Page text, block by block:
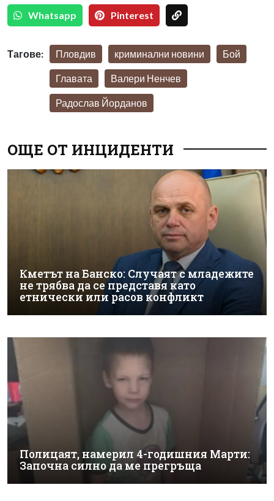
Whatsapp Pinterest
Тагове: Пловдив криминални новини Бой
Главата Валери Ненчев
Радослав Йорданов
ОЩЕ ОТ ИНЦИДЕНТИ
Кметът на Банско: Случаят с младежите
не трябва да се представя като
етнически или расов конфликт
Полицаят, намерил 4-годишния Марти:
Започна силно да ме прегръща